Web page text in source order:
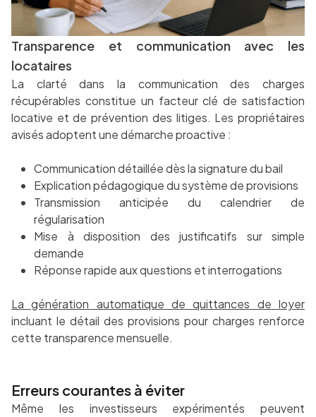
Transparence et communication avec les
locataires
La clarté dans la communication des charges
récupérables constitue un facteur clé de satisfaction
locative et de prévention des litiges. Les propriétaires
avisés adoptent une démarche proactive :
Communication détaillée dès la signature du bail
Explication pédagogique du système de provisions
Transmission anticipée du calendrier de
régularisation
Mise à disposition des justificatifs sur simple
demande
Réponse rapide aux questions et interrogations
La génération automatique de quittances de loyer
incluant le détail des provisions pour charges renforce
cette transparence mensuelle.
Erreurs courantes à éviter
Même les investisseurs expérimentés peuvent